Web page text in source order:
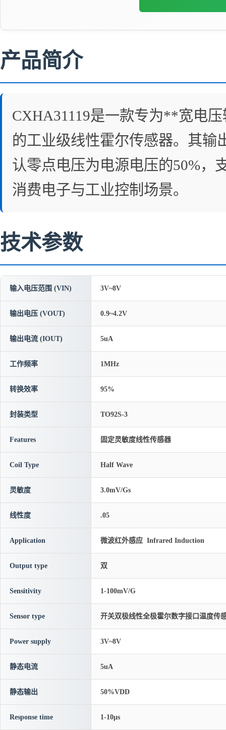
产品简介
CXHA31119是一款专为**宽电
的工业级线性霍尔传感器。其输
认零点电压为电源电压的50%，
消费电子与工业控制场景。
技术参数
输入电压范围 (VIN) 3V~8V
输出电压 (VOUT) 0.9~4.2V
输出电流 (IOUT) 5uA
工作频率 1MHz
转换效率 95%
封装类型 TO92S-3
Features 固定灵敏度线性传感器
Coil Type Half Wave
灵敏度 3.0mV/Gs
线性度 .05
Application 微波红外感应 Infrared Induction
Output type 双
Sensitivity 1-100mV/G
Sensor type 开关双极线性全极霍尔数字接口温度传
Power supply 3V~8V
静态电流 5uA
静态输出 50%VDD
Response time 1-10μs